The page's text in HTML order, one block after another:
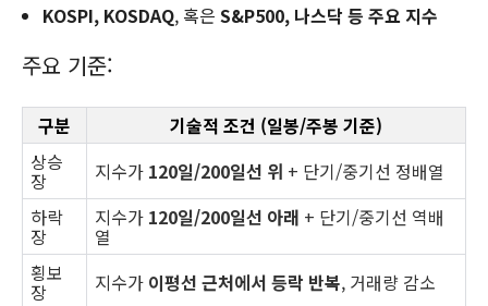
KOSPI, KOSDAQ, 혹은 S&P500, 나스닥 등 주요 지수
주요 기준:
구분
기술적 조건 (일봉/주봉 기준)
상승
장 지수가 120일/200일선 위 + 단기/중기선 정배열
하락
장
지수가 120일/200일선 아래 + 단기/중기선 역배
열
횡보
장 지수가 이평선 근처에서 등락 반복, 거래량 감소